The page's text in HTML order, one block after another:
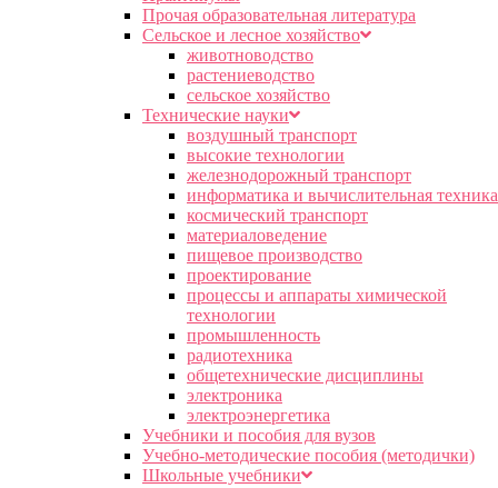
Прочая образовательная литература
Сельское и лесное хозяйство
животноводство
растениеводство
сельское хозяйство
Технические науки
воздушный транспорт
высокие технологии
железнодорожный транспорт
информатика и вычислительная техника
космический транспорт
материаловедение
пищевое производство
проектирование
процессы и аппараты химической
технологии
промышленность
радиотехника
общетехнические дисциплины
электроника
электроэнергетика
Учебники и пособия для вузов
Учебно-методические пособия (методички)
Школьные учебники